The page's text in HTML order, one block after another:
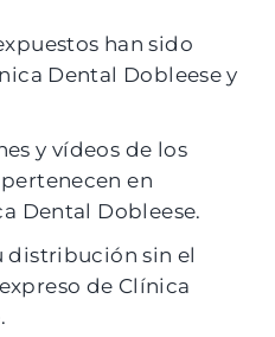
han sido
Dental Dobleese y
y vídeos de los
en
Dental Dobleese.
distribución sin el
de Clínica